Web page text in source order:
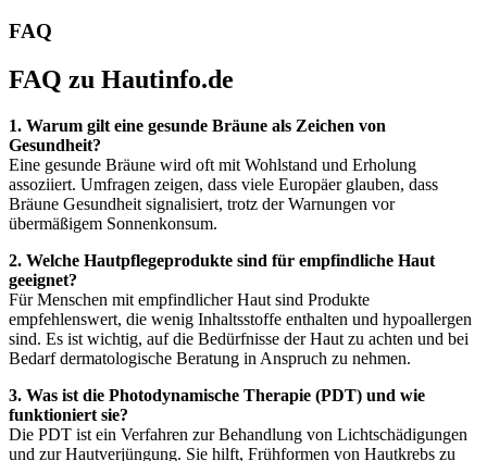
FAQ
FAQ zu Hautinfo.de
1. Warum gilt eine gesunde Bräune als Zeichen von
Gesundheit?
Eine gesunde Bräune wird oft mit Wohlstand und Erholung
assoziiert. Umfragen zeigen, dass viele Europäer glauben, dass
Bräune Gesundheit signalisiert, trotz der Warnungen vor
übermäßigem Sonnenkonsum.
2. Welche Hautpflegeprodukte sind für empfindliche Haut
geeignet?
Für Menschen mit empfindlicher Haut sind Produkte
empfehlenswert, die wenig Inhaltsstoffe enthalten und hypoallergen
sind. Es ist wichtig, auf die Bedürfnisse der Haut zu achten und bei
Bedarf dermatologische Beratung in Anspruch zu nehmen.
3. Was ist die Photodynamische Therapie (PDT) und wie
funktioniert sie?
Die PDT ist ein Verfahren zur Behandlung von Lichtschädigungen
und zur Hautverjüngung. Sie hilft, Frühformen von Hautkrebs zu